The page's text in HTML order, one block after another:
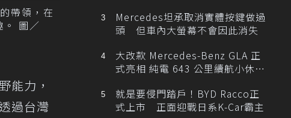
帶領，在
圖／
能力，
過台灣
Mercedes坦承取消實體按鍵做過
頭 但車內大螢幕不會因此消失
大改款 Mercedes-Benz GLA 正
式亮相 純電 643 公里續航小休
就是要侵門踏戶！BYD Racco正
式上市 正面迎戰日系K-Car霸主